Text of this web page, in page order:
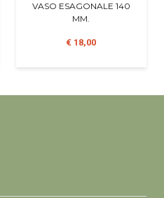
VASO ESAGONALE 140
MM.
€ 18,00